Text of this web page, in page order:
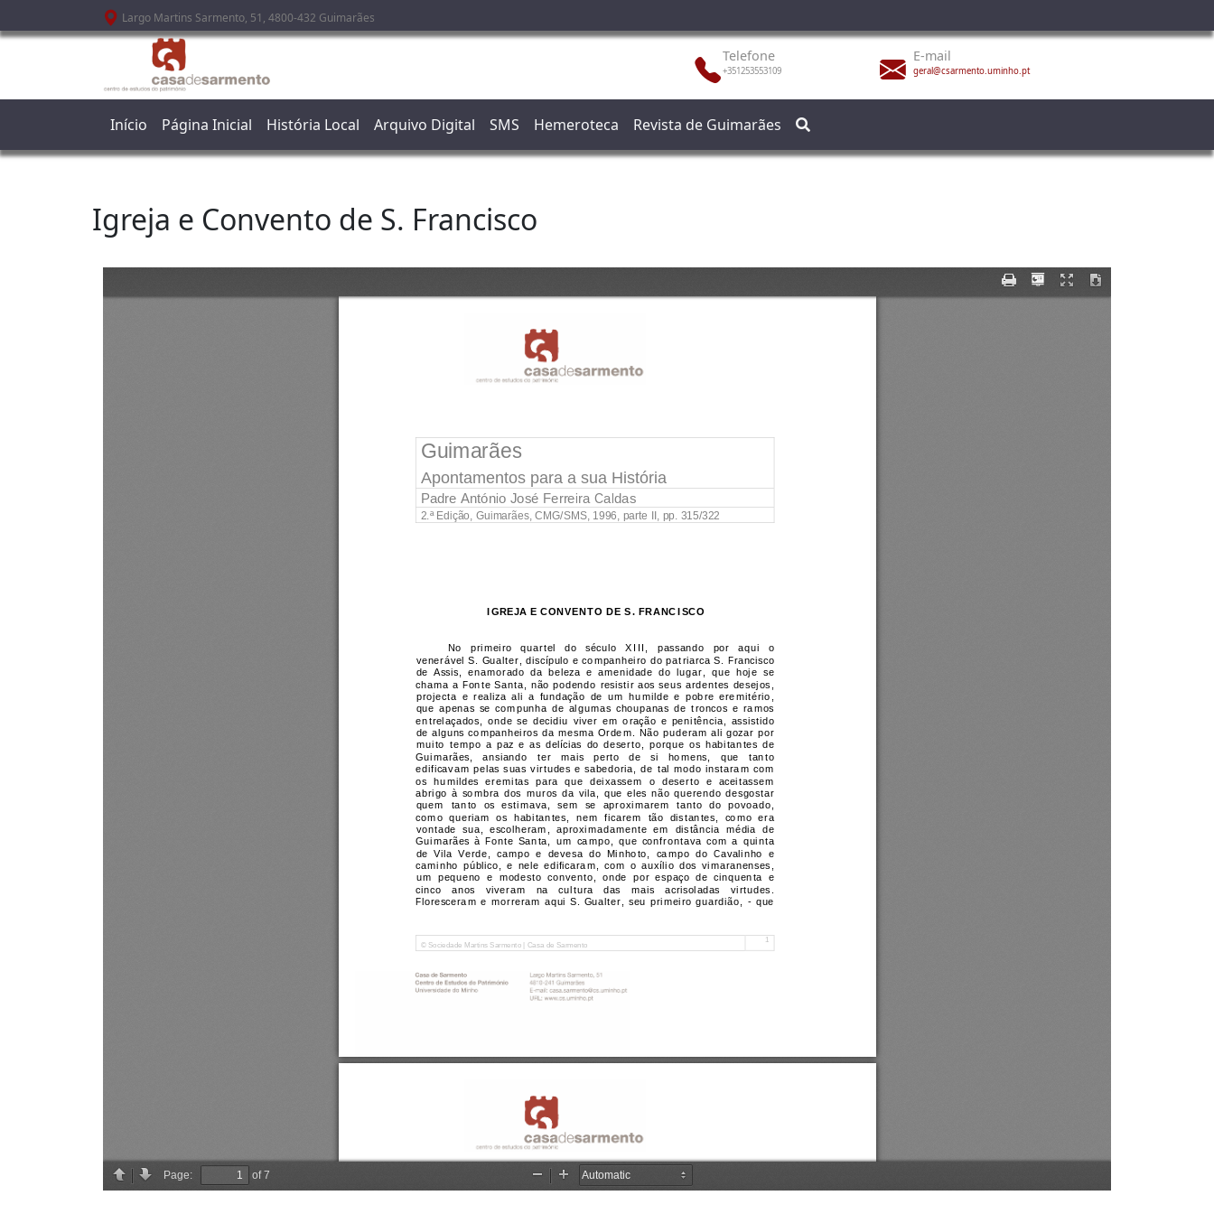
Passar para o conteúdo principalLargo Martins Sarmento, 51, 4800-432 Guimarães
Telefone
+351253553109
E-mail
geral@csarmento.uminho.pt
Início Página Inicial História Local Arquivo Digital SMS Hemeroteca Revista de Guimarães
Igreja e Convento de S. Francisco